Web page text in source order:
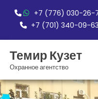
+7 (776) 030-26-
+7 (701) 340-09-63
Темир Кузет
Охранное агентство